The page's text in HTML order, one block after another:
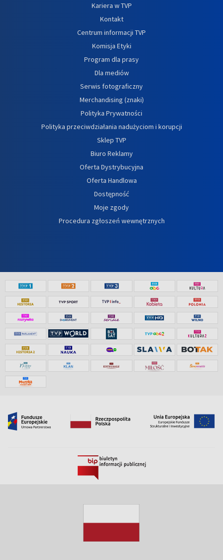
Kariera w TVP
Kontakt
Centrum informacji TVP
Komisja Etyki
Program dla prasy
Dla mediów
Serwis fotograficzny
Merchandising (znaki)
Polityka Prywatności
Polityka przeciwdziałania nadużyciom i korupcji
Sklep TVP
Biuro Reklamy
Oferta Dystrybucyjna
Oferta Handlowa
Dostępność
Moje zgody
Procedura zgłoszeń wewnętrznych